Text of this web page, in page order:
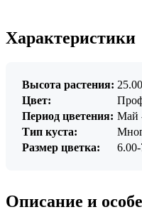
Характеристики
Высота растения:
Цвет:
Период цветения: Май
Тип куста:
Размер цветка:
Описание и